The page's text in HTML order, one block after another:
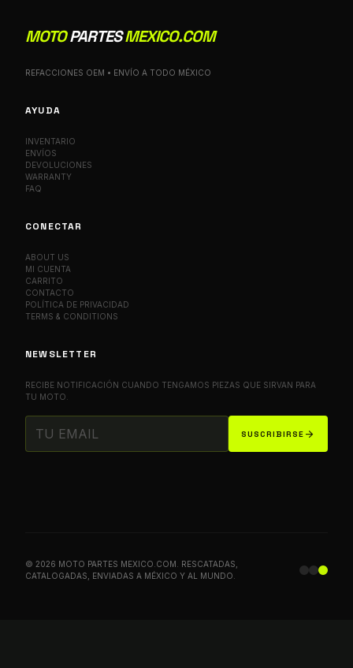
MOTOPARTESMEXICO.COM
REFACCIONES OEM • ENVÍO A TODO MÉXICO
AYUDA
INVENTARIO
ENVÍOS
DEVOLUCIONES
WARRANTY
FAQ
CONECTAR
ABOUT US
MI CUENTA
CARRITO
CONTACTO
POLÍTICA DE PRIVACIDAD
TERMS & CONDITIONS
NEWSLETTER
RECIBE NOTIFICACIÓN CUANDO TENGAMOS PIEZAS QUE SIRVAN PARA
TU MOTO.
SUSCRIBIRSE arrow_forward
© 2026 MOTO PARTES MEXICO.COM. RESCATADAS,
CATALOGADAS, ENVIADAS A MÉXICO Y AL MUNDO.